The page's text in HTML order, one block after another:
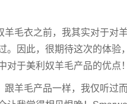
羊毛衣之前，我其实对于对
。因此，很期待这次的体验
对于美利奴羊毛产品的优点！
跟羊毛产品一样，我仅听过